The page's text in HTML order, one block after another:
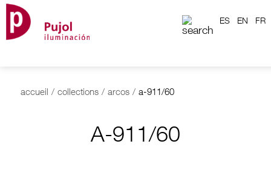
ES EN FR
accueil / collections / arcos / a-911/60
A-911/60